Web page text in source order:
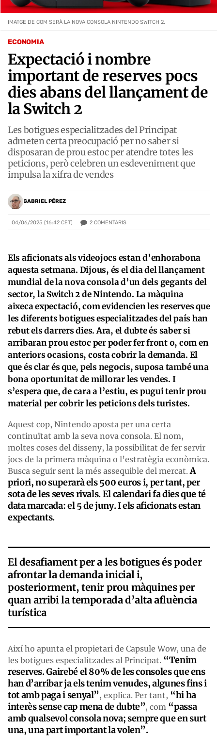
ECONOMIA
Expectació i nombre
important de reserves pocs
dies abans del llançament de
la Switch 2
Les botigues especialitzades del Principat
admeten certa preocupació per no saber si
disposaran de prou estoc per atendre totes les
peticions, però celebren un esdeveniment que
impulsa la xifra de vendes
GABRIEL PÉREZ
04/06/2025 (16:42 CET) 2 COMENTARIS
IMATGE DE COM SERÀ LA NOVA CONSOLA NINTENDO SWITCH 2.
Els aficionats als videojocs estan d’enhorabona
aquesta setmana. Dijous, és el dia del llançament
mundial de la nova consola d’un dels gegants del
sector, la Switch 2 de Nintendo. La màquina
aixeca expectació, com evidencien les reserves que
les diferents botigues especialitzades del país han
rebut els darrers dies. Ara, el dubte és saber si
arribaran prou estoc per poder fer front o, com en
anteriors ocasions, costa cobrir la demanda. El
que és clar és que, pels negocis, suposa també una
bona oportunitat de millorar les vendes. I
s’espera que, de cara a l’estiu, es pugui tenir prou
material per cobrir les peticions dels turistes.
Aquest cop, Nintendo aposta per una certa
continuïtat amb la seva nova consola. El nom,
moltes coses del disseny, la possibilitat de fer servir
jocs de la primera màquina o l’estratègia econòmica.
Busca seguir sent la més assequible del mercat. A
priori, no superarà els 500 euros i, per tant, per
sota de les seves rivals. El calendari fa dies que té
data marcada: el 5 de juny. I els aficionats estan
expectants.
El desafiament per a les botigues és poder
afrontar la demanda inicial i,
posteriorment, tenir prou màquines per
quan arribi la temporada d’alta afluència
turística
Així ho apunta el propietari de Capsule Wow, una de
les botigues especialitzades al Principat. “Tenim
reserves. Gairebé el 80% de les consoles que ens
han d’arribar ja els tenim venudes, algunes fins i
tot amb paga i senyal”, explica. Per tant, “hi ha
interès sense cap mena de dubte”, com “passa
amb qualsevol consola nova; sempre que en surt
una, una part important la volen”.